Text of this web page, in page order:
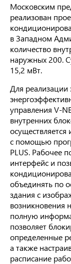
Московским
реализован
в Западном
количество
наружных 200.
15,2 мВт.
Для
управления V-
внутренних
осуществляется
с помощью
PLUS. Рабочее
интерфейс и
объединять по
здания с
возникновения
полную
позволяет
определенные
а также
расписание